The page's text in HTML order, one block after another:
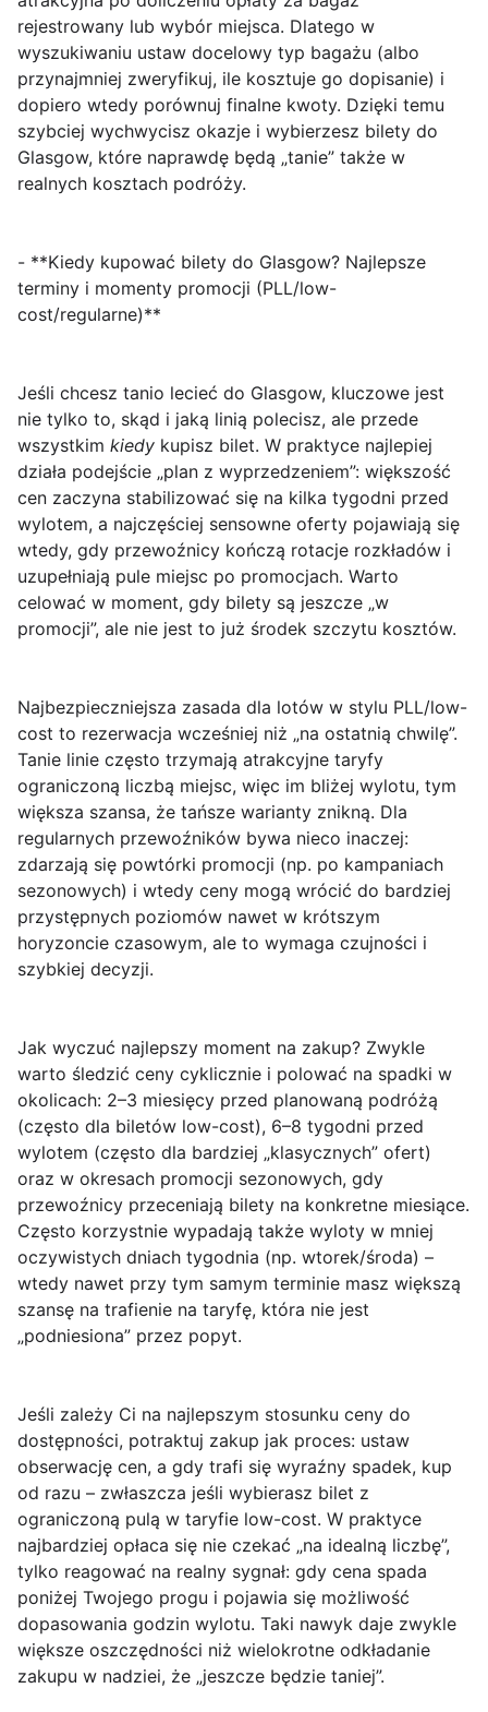
rejestrowany lub wybór miejsca. Dlatego w
wyszukiwaniu ustaw docelowy typ bagażu (albo
przynajmniej zweryfikuj, ile kosztuje go dopisanie) i
dopiero wtedy porównuj finalne kwoty. Dzięki temu
szybciej wychwycisz okazje i wybierzesz bilety do
Glasgow, które naprawdę będą „tanie” także w
realnych kosztach podróży.
- **Kiedy kupować bilety do Glasgow? Najlepsze
terminy i momenty promocji (PLL/low-
cost/regularne)**
Jeśli chcesz tanio lecieć do Glasgow, kluczowe jest
nie tylko to, skąd i jaką linią polecisz, ale przede
wszystkim kiedy kupisz bilet. W praktyce najlepiej
działa podejście „plan z wyprzedzeniem”: większość
cen zaczyna stabilizować się na kilka tygodni przed
wylotem, a najczęściej sensowne oferty pojawiają się
wtedy, gdy przewoźnicy kończą rotacje rozkładów i
uzupełniają pule miejsc po promocjach. Warto
celować w moment, gdy bilety są jeszcze „w
promocji”, ale nie jest to już środek szczytu kosztów.
Najbezpieczniejsza zasada dla lotów w stylu PLL/low-
cost to rezerwacja wcześniej niż „na ostatnią chwilę”.
Tanie linie często trzymają atrakcyjne taryfy
ograniczoną liczbą miejsc, więc im bliżej wylotu, tym
większa szansa, że tańsze warianty znikną. Dla
regularnych przewoźników bywa nieco inaczej:
zdarzają się powtórki promocji (np. po kampaniach
sezonowych) i wtedy ceny mogą wrócić do bardziej
przystępnych poziomów nawet w krótszym
horyzoncie czasowym, ale to wymaga czujności i
szybkiej decyzji.
Jak wyczuć najlepszy moment na zakup? Zwykle
warto śledzić ceny cyklicznie i polować na spadki w
okolicach: 2–3 miesięcy przed planowaną podróżą
(często dla biletów low-cost), 6–8 tygodni przed
wylotem (często dla bardziej „klasycznych” ofert)
oraz w okresach promocji sezonowych, gdy
przewoźnicy przeceniają bilety na konkretne miesiące.
Często korzystnie wypadają także wyloty w mniej
oczywistych dniach tygodnia (np. wtorek/środa) –
wtedy nawet przy tym samym terminie masz większą
szansę na trafienie na taryfę, która nie jest
„podniesiona” przez popyt.
Jeśli zależy Ci na najlepszym stosunku ceny do
dostępności, potraktuj zakup jak proces: ustaw
obserwację cen, a gdy trafi się wyraźny spadek, kup
od razu – zwłaszcza jeśli wybierasz bilet z
ograniczoną pulą w taryfie low-cost. W praktyce
najbardziej opłaca się nie czekać „na idealną liczbę”,
tylko reagować na realny sygnał: gdy cena spada
poniżej Twojego progu i pojawia się możliwość
dopasowania godzin wylotu. Taki nawyk daje zwykle
większe oszczędności niż wielokrotne odkładanie
zakupu w nadziei, że „jeszcze będzie taniej”.